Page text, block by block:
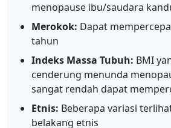
menopause ibu/saudara
Merokok: Dapat
tahun
Indeks Massa Tubuh: BMI
cenderung menunda
sangat rendah dapat
Etnis: Beberapa variasi
belakang etnis